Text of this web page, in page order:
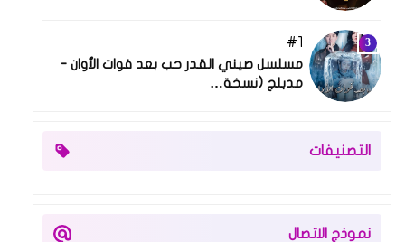
1
مسلسل صيني القدر حب بعد فوات الأوان -
مدبلج (نسخة…
التصنيفات
نموذج الاتصال